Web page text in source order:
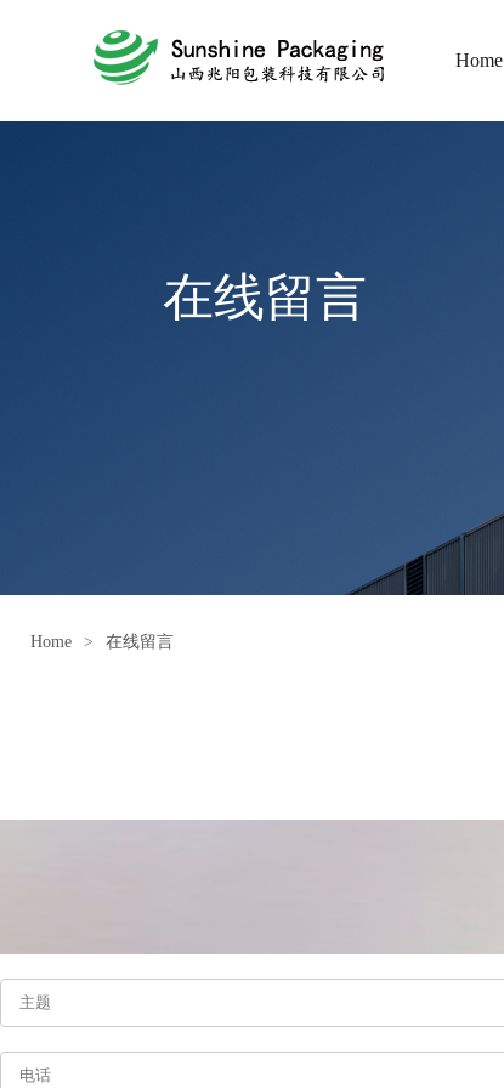
Home
在线留言
Home > 在线留言